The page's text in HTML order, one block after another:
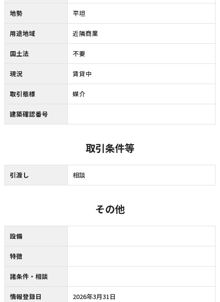
地勢 平坦
用途地域 近隣商業
国土法 不要
現況 賃貸中
取引態様 媒介
建築確認番号
取引条件等
引渡し 相談
その他
設備
特徴
諸条件・相談
情報登録日 2026年3月31日